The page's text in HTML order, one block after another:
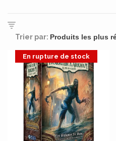
Trier par:
En rupture de stock